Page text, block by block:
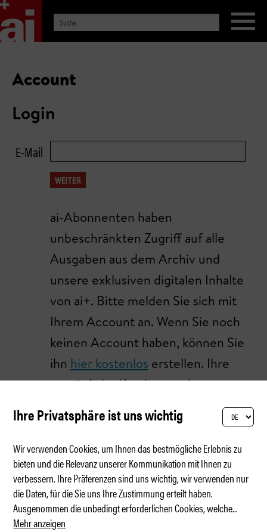
Account
Login
E-Mail
WEITER
ai-Abonnenten haben
unbeschränkten Zugriff auf alle
Ausgaben aus dem Archiv und
unsere exklusiven digitalen Inhalte
von ai+. Bitte melden Sie sich mit
Ihrem Account an. Wenn Sie noch
keinen Account haben, können Sie
ihn hier kostenlos erstellen. Ihre
persönliche Kunden- und
Abonummer finden Sie auf der
Aborechnung und auf der Folie,
mit der die ai verpackt zu Ihnen
kommt. Bei Fragen wenden Sie
einfach per E-Mail anai-
abo@equi-media.ch
Ihre Privatsphäre ist uns wichtig
Wir verwenden Cookies, um Ihnen das bestmögliche Erlebnis zu
bieten und die Relevanz unserer Kommunikation mit Ihnen zu
verbessern. Ihre Präferenzen sind uns wichtig, wir verwenden nur
die Daten, für die Sie uns Ihre Zustimmung erteilt haben.
Ausgenommen die unbedingt erforderlichen Cookies, welche...
Mehr anzeigen